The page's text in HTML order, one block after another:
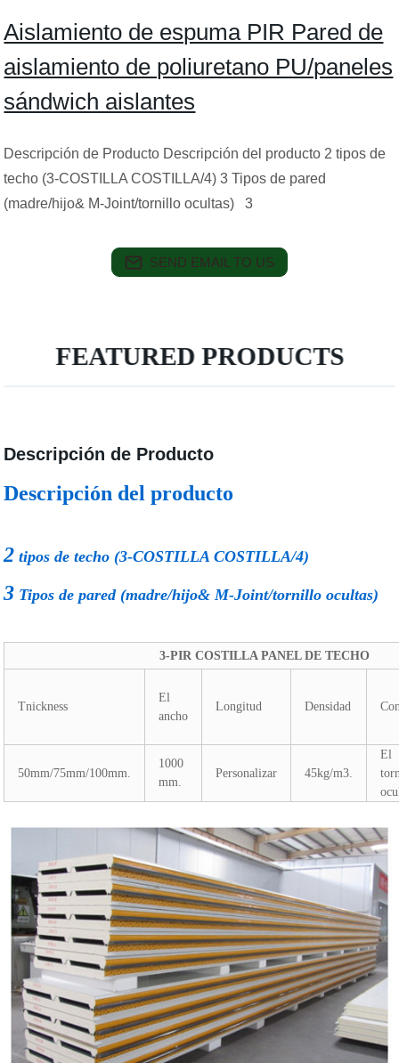
Aislamiento de espuma PIR Pared de
aislamiento de poliuretano PU/paneles
sándwich aislantes
Descripción de Producto Descripción del producto 2 tipos de
techo (3-COSTILLA COSTILLA/4) 3 Tipos de pared
(madre/hijo& M-Joint/tornillo ocultas) 3
SEND EMAIL TO US
FEATURED PRODUCTS
Descripción de Producto
Descripción del producto
2 tipos de techo (3-COSTILLA COSTILLA/4)
3 Tipos de pared (madre/hijo& M-Joint/tornillo ocultas)
3-PIR COSTILLA PANEL DE TECHO
Tnickness
El
ancho
Longitud Densidad
50mm/75mm/100mm.
1000
mm.
Personalizar 45kg/m3.
El